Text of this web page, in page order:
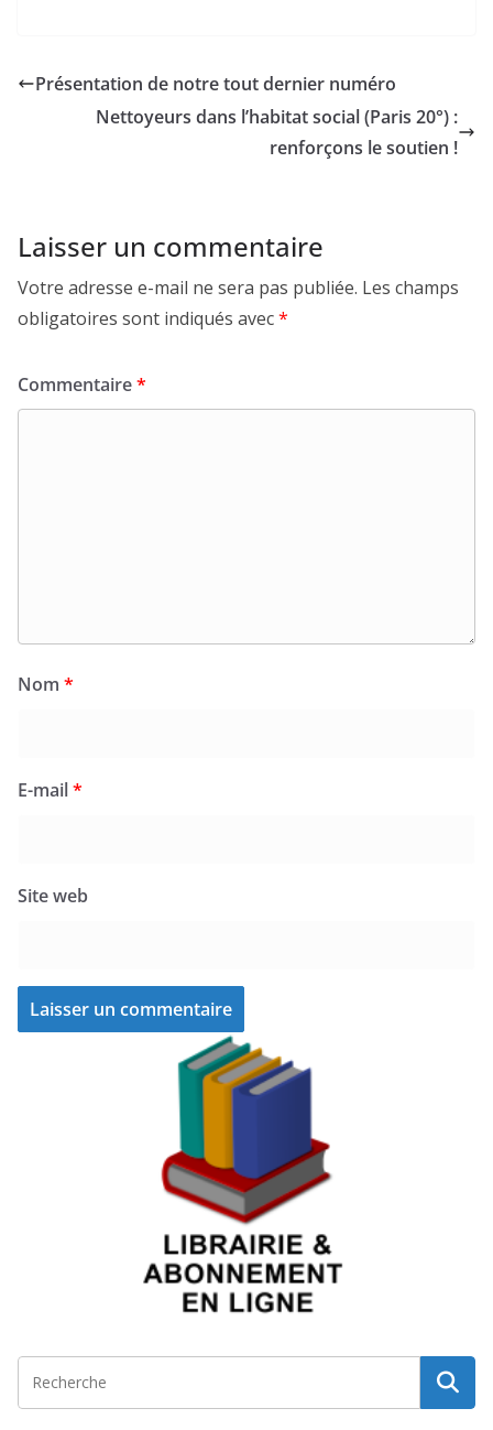
Présentation de notre tout dernier numéro
Nettoyeurs dans l’habitat social (Paris 20°) :
renforçons le soutien !
Laisser un commentaire
Votre adresse e-mail ne sera pas publiée. Les champs
obligatoires sont indiqués avec*
Commentaire*
Nom *
E-mail*
Site web